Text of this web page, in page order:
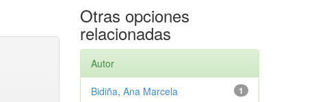
Otras opciones
relacionadas
Autor
1
Bidiña, Ana Marcela